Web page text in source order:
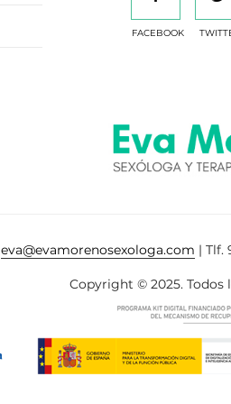
FACEBOOK
eva@evamorenosexologa.com | Tlf.
Copyright © 2025. Todos